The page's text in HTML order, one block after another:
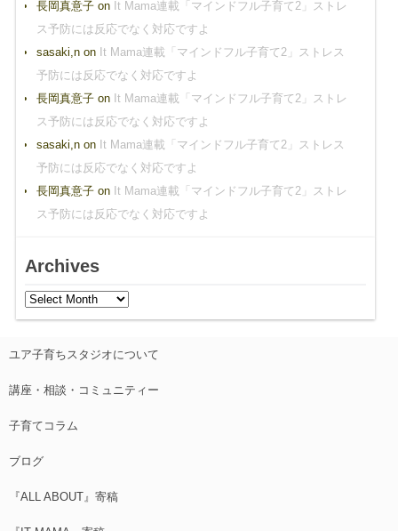
長岡真意子on It Mama連載「マインドフル子育て2」ストレ
ス予防には反応でなく対応ですよ
sasaki,non It Mama連載「マインドフル子育て2」ストレス
予防には反応でなく対応ですよ
長岡真意子on It Mama連載「マインドフル子育て2」ストレ
ス予防には反応でなく対応ですよ
sasaki,non It Mama連載「マインドフル子育て2」ストレス
予防には反応でなく対応ですよ
長岡真意子on It Mama連載「マインドフル子育て2」ストレ
ス予防には反応でなく対応ですよ
Archives
ユア子育ちスタジオについて
講座・相談・コミュニティー
子育てコラム
ブログ
『ALL ABOUT』寄稿